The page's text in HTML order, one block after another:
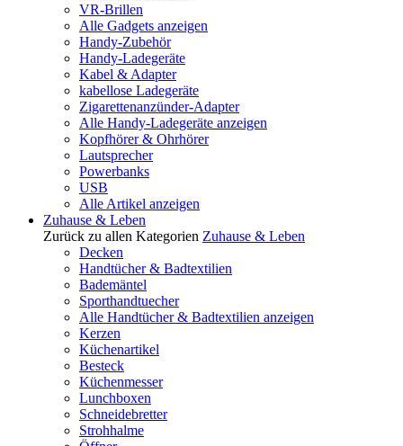
VR-Brillen
Alle Gadgets anzeigen
Handy-Zubehör
Handy-Ladegeräte
Kabel & Adapter
kabellose Ladegeräte
Zigarettenanzünder-Adapter
Alle Handy-Ladegeräte anzeigen
Kopfhörer & Ohrhörer
Lautsprecher
Powerbanks
USB
Alle Artikel anzeigen
Zuhause & Leben
Zurück zu allen Kategorien Zuhause & Leben
Decken
Handtücher & Badtextilien
Bademäntel
Sporthandtuecher
Alle Handtücher & Badtextilien anzeigen
Kerzen
Küchenartikel
Besteck
Küchenmesser
Lunchboxen
Schneidebretter
Strohhalme